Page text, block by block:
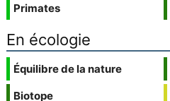
Primates
En écologie
Équilibre de la nature
Biotope